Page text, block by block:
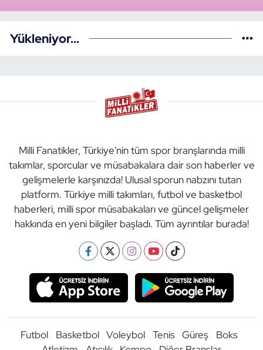
Yükleniyor...
Milli Fanatikler, Türkiye'nin tüm spor branşlarında milli
takımlar, sporcular ve müsabakalara dair son haberler ve
gelişmelerle karşınızda! Ulusal sporun nabzını tutan
platform. Türkiye milli takımları, futbol ve basketbol
haberleri, milli spor müsabakaları ve güncel gelişmeler
hakkında en yeni bilgiler başladı. Tüm ayrıntılar burada!
Futbol Basketbol Voleybol Tenis Güreş
Boks